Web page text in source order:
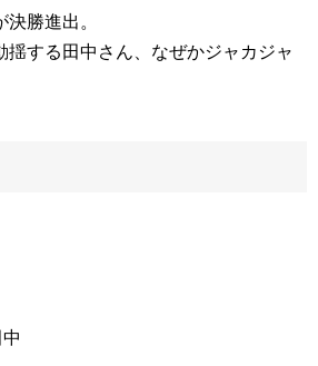
勝進出。
揺する田中さん、なぜかジャカジャ